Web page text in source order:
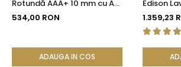
Rotundă AAA+ 10 mm cu Aur
14K (aur 585) | KASKADDA®
534,00 RON
ADAUGA IN COS
Edison
1.359,23